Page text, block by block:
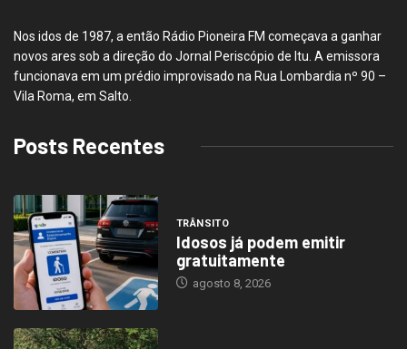
Nos idos de 1987, a então Rádio Pioneira FM começava a ganhar
novos ares sob a direção do Jornal Periscópio de Itu. A emissora
funcionava em um prédio improvisado na Rua Lombardia nº 90 –
Vila Roma, em Salto.
Posts Recentes
TRÂNSITO
Idosos já podem emitir
gratuitamente
agosto 8, 2026